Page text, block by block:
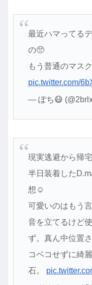
最近ハマってる
の🥺
もう普通のマス
pic.twitter.com/
— ぽち😷
現実逃避から帰
半日装着した
想☺️
可愛いのはもう
音を立てるけど
ず。真ん中位置
コベコせずに綺
石。